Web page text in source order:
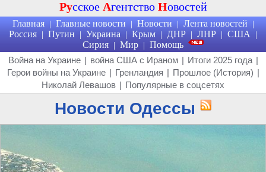
Русское Агентство Новостей
Главная | Главные новости | Новости | Лента новостей |
Россия | Путин | Украина | Крым | ДНР | ЛНР | США |
Сирия | Мир | Помощь
Война на Украине | война США с Ираном | Итоги 2025 года |
Герои войны на Украине | Гренландия | Прошлое (История) |
Николай Левашов | Популярные в соцсетях
Новости Одессы